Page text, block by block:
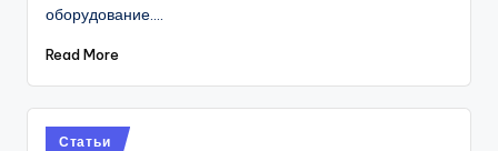
оборудование.…
Read More
Posted
Статьи